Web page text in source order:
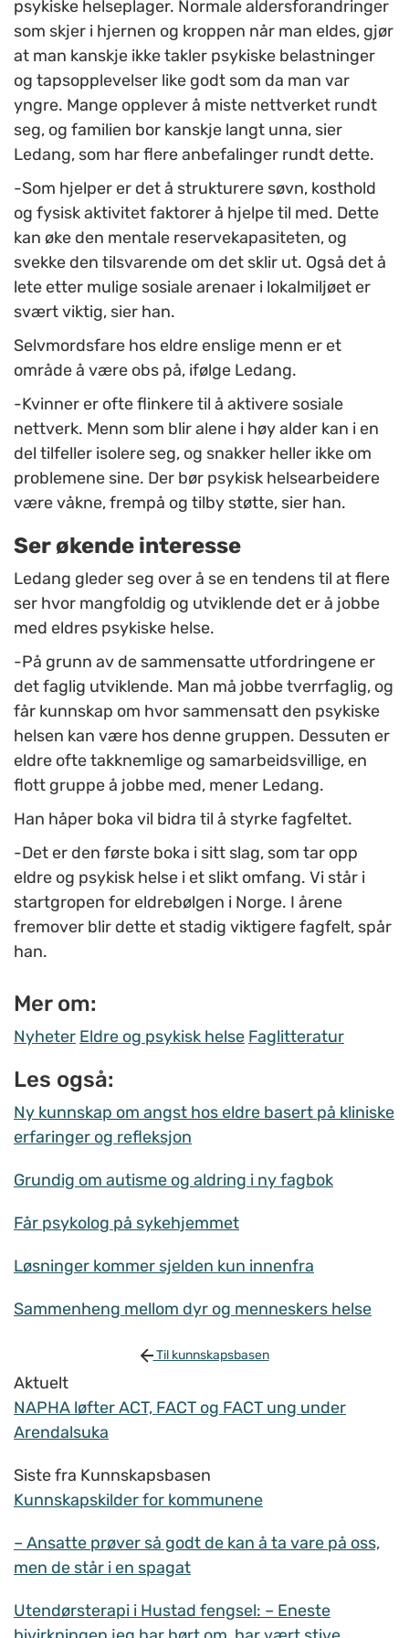
psykiske helseplager. Normale aldersforandringer
som skjer i hjernen og kroppen når man eldes, gjør
at man kanskje ikke takler psykiske belastninger
og tapsopplevelser like godt som da man var
yngre. Mange opplever å miste nettverket rundt
seg, og familien bor kanskje langt unna, sier
Ledang, som har flere anbefalinger rundt dette.
-Som hjelper er det å strukturere søvn, kosthold
og fysisk aktivitet faktorer å hjelpe til med. Dette
kan øke den mentale reservekapasiteten, og
svekke den tilsvarende om det sklir ut. Også det å
lete etter mulige sosiale arenaer i lokalmiljøet er
svært viktig, sier han.
Selvmordsfare hos eldre enslige menn er et
område å være obs på, ifølge Ledang.
-Kvinner er ofte flinkere til å aktivere sosiale
nettverk. Menn som blir alene i høy alder kan i en
del tilfeller isolere seg, og snakker heller ikke om
problemene sine. Der bør psykisk helsearbeidere
være våkne, frempå og tilby støtte, sier han.
Ser økende interesse
Ledang gleder seg over å se en tendens til at flere
ser hvor mangfoldig og utviklende det er å jobbe
med eldres psykiske helse.
-På grunn av de sammensatte utfordringene er
det faglig utviklende. Man må jobbe tverrfaglig, og
får kunnskap om hvor sammensatt den psykiske
helsen kan være hos denne gruppen. Dessuten er
eldre ofte takknemlige og samarbeidsvillige, en
flott gruppe å jobbe med, mener Ledang.
Han håper boka vil bidra til å styrke fagfeltet.
-Det er den første boka i sitt slag, som tar opp
eldre og psykisk helse i et slikt omfang. Vi står i
startgropen for eldrebølgen i Norge. I årene
fremover blir dette et stadig viktigere fagfelt, spår
han.
Mer om:
Nyheter Eldre og psykisk helse Faglitteratur
Les også:
Ny kunnskap om angst hos eldre basert på kliniske
erfaringer og refleksjon
Grundig om autisme og aldring i ny fagbok
Får psykolog på sykehjemmet
Løsninger kommer sjelden kun innenfra
Sammenheng mellom dyr og menneskers helse
Til kunnskapsbasen
Aktuelt
NAPHA løfter ACT, FACT og FACT ung under
Arendalsuka
Siste fra Kunnskapsbasen
Kunnskapskilder for kommunene
– Ansatte prøver så godt de kan å ta vare på oss,
men de står i en spagat
Utendørsterapi i Hustad fengsel: – Eneste